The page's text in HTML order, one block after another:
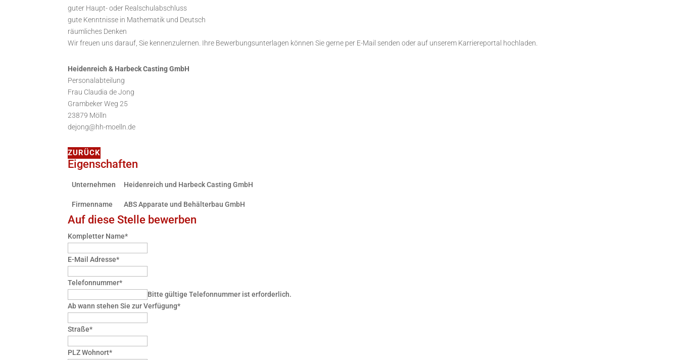
guter Haupt- oder Realschulabschluss
gute Kenntnisse in Mathematik und Deutsch
räumliches Denken
Wir freuen uns darauf, Sie kennenzulernen. Ihre Bewerbungsunterlagen können Sie gerne per E-Mail senden oder auf unserem Karriereportal hochladen.
Heidenreich & Harbeck Casting GmbH
Personalabteilung
Frau Claudia de Jong
Grambeker Weg 25
23879 Mölln
dejong@hh-moelln.de
ZURÜCK
Eigenschaften
Unternehmen Heidenreich und Harbeck Casting GmbH
Firmenname ABS Apparate und Behälterbau GmbH
Auf diese Stelle bewerben
Kompletter Name*
E-Mail Adresse*
Telefonnummer*
Bitte gültige Telefonnummer ist erforderlich.
Ab wann stehen Sie zur Verfügung*
Straße*
PLZ Wohnort*